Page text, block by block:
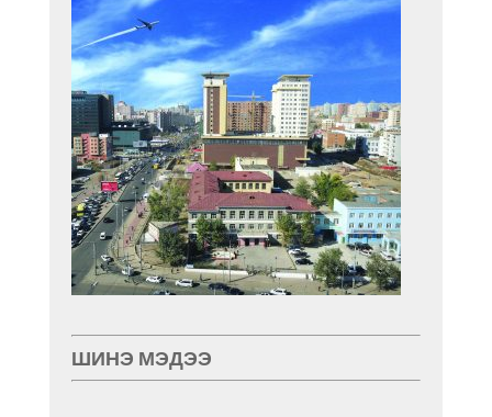
ШИНЭ МЭДЭЭ